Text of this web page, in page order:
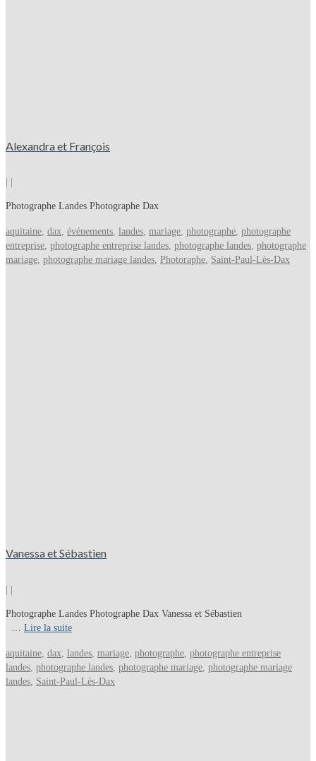
Alexandra et François
Photographe Landes Photographe Dax
aquitaine, dax, événements, landes, mariage, photographe, photographe
entreprise, photographe entreprise landes, photographe landes, photographe
mariage, photographe mariage landes, Photoraphe, Saint-Paul-Lès-Dax
Vanessa et Sébastien
| |
Photographe Landes Photographe Dax Vanessa et Sébastien
Lire la suite
aquitaine dax landes mariage photographe photographe entreprise
landes photographe landes photographe mariage photographe mariage
landes Saint-Paul-Lès-Dax